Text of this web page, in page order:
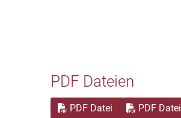
PDF Dateien
PDF Datei PDF Datei